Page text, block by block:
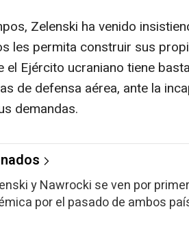
Zelenski ha venido
les permita construir sus
el Ejército ucraniano tiene
de defensa aérea, ante la
demandas.
y Nawrocki se ven por
por el pasado de ambos